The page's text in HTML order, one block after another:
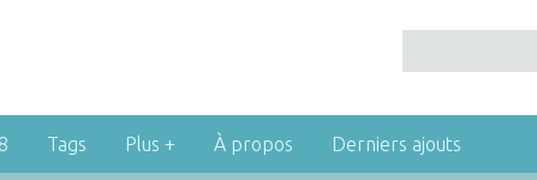
Tags Plus + À propos Derniers ajouts